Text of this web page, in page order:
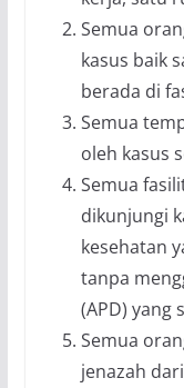
Semua
kasus baik
berada di
Semua
oleh kasus
Semua
dikunjungi
kesehatan
tanpa
(APD) yang
Semua
jenazah